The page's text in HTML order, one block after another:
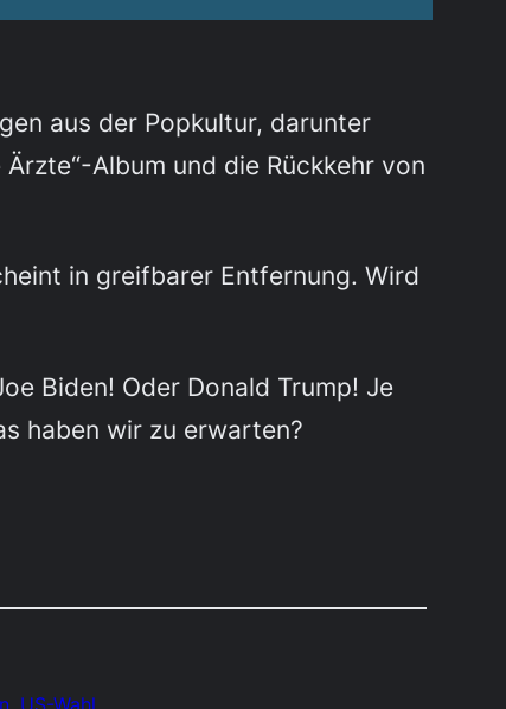
aus der Popkultur, darunter
Album und die Rückkehr von
in greifbarer Entfernung. Wird
Biden! Oder Donald Trump! Je
haben wir zu erwarten?